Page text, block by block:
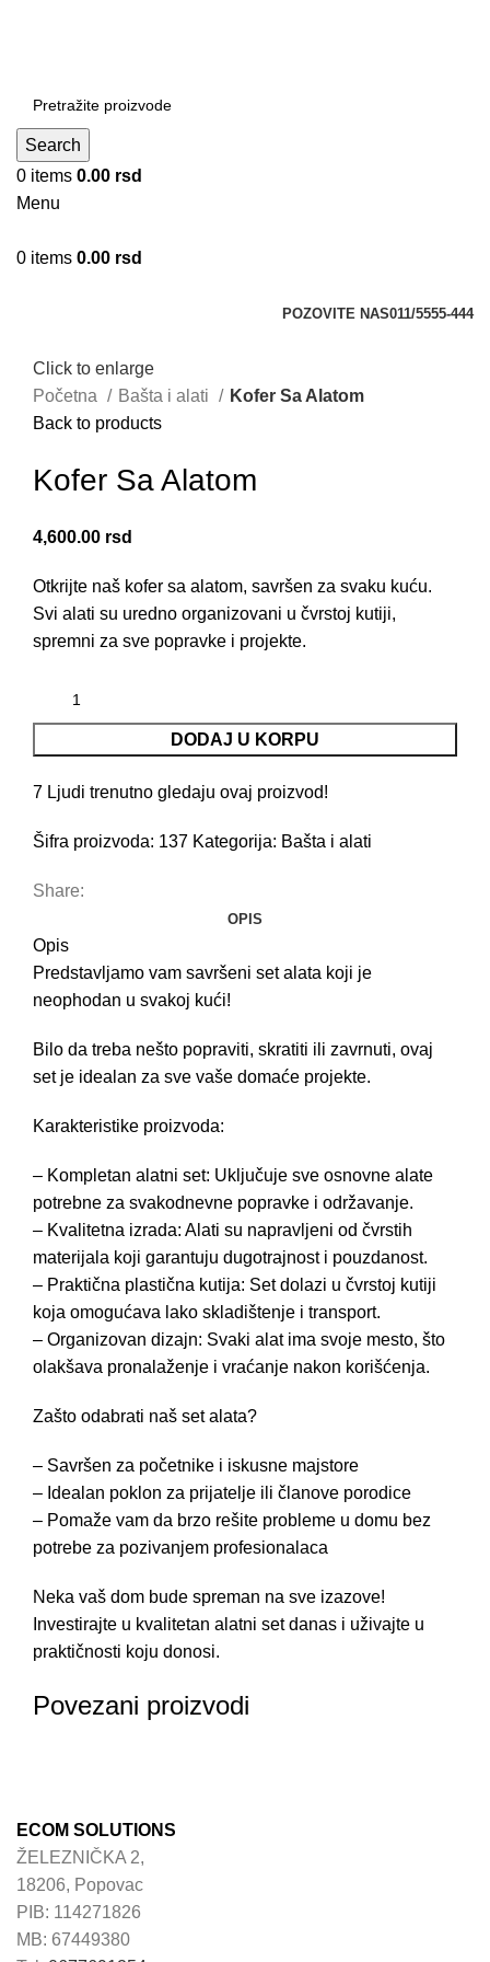
Search
0 items 0.00 rsd
Menu
0 items 0.00 rsd
POZOVITE NAS011/5555-444
Click to enlarge
Početna
Bašta i alati
Kofer Sa Alatom
Back to products
Kofer Sa Alatom
4,600.00 rsd
Otkrijte naš kofer sa alatom, savršen za svaku kuću.
Svi alati su uredno organizovani u čvrstoj kutiji,
spremni za sve popravke i projekte.
DODAJ U KORPU
7 Ljudi trenutno gledaju ovaj proizvod!
Šifra proizvoda: 137 Kategorija: Bašta i alati
Share:
OPIS
Opis
Predstavljamo vam savršeni set alata koji je
neophodan u svakoj kući!
Bilo da treba nešto popraviti, skratiti ili zavrnuti, ovaj
set je idealan za sve vaše domaće projekte.
Karakteristike proizvoda:
– Kompletan alatni set: Uključuje sve osnovne alate
potrebne za svakodnevne popravke i održavanje.
– Kvalitetna izrada: Alati su napravljeni od čvrstih
materijala koji garantuju dugotrajnost i pouzdanost.
– Praktična plastična kutija: Set dolazi u čvrstoj kutiji
koja omogućava lako skladištenje i transport.
– Organizovan dizajn: Svaki alat ima svoje mesto, što
olakšava pronalaženje i vraćanje nakon korišćenja.
Zašto odabrati naš set alata?
– Savršen za početnike i iskusne majstore
– Idealan poklon za prijatelje ili članove porodice
– Pomaže vam da brzo rešite probleme u domu bez
potrebe za pozivanjem profesionalaca
Neka vaš dom bude spreman na sve izazove!
Investirajte u kvalitetan alatni set danas i uživajte u
praktičnosti koju donosi.
Povezani proizvodi
ECOM SOLUTIONS
ŽELEZNIČKA 2,
18206, Popovac
PIB: 114271826
MB: 67449380